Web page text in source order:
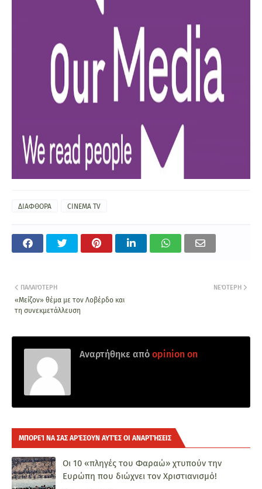
ΔΙΑΦΘΟΡΑ CINEMA TV
ΝΕΌΤΕΡΗ
ΠΑΛΑΙΌΤΕΡΗ
«Μείζον» θέμα με τον Λοβέρδο και
τη συνεκμετάλλευση
Αναρτήθηκε από opinion on
ΜΠΟΡΕΊ ΝΑ ΣΑΣ ΑΡΈΣΟΥΝ ΑΥΤΈΣ ΟΙ ΑΝΑΡΤΉΣΕΙΣ
Οι 10 «πληγές του Φαραώ» χτυπούν την
Ευρώπη που διώχνει τον Χριστιανισμό!